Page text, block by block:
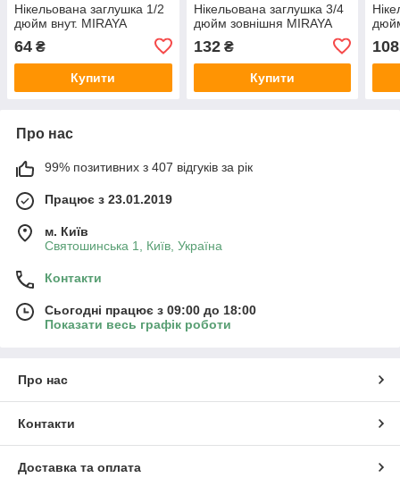
Нікельована заглушка 1/2
дюйм внут. MIRAYA
64 ₴
Купити
Нікельована заглушка 3/4
дюйм зовнішня MIRAYA
132₴
Купити
108
Про нас
99% позитивних з 407 відгуків за рік
Працює з 23.01.2019
м. Київ
Святошинська 1, Київ, Україна
Контакти
Сьогодні працює з 09:00 до 18:00
Показати весь графік роботи
Про нас
Контакти
Доставка та оплата